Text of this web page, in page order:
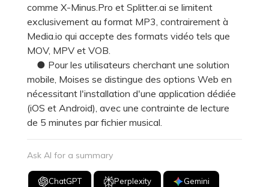
comme X-Minus.Pro et Splitter.ai se limitent
exclusivement au format MP3, contrairement à
Media.io qui accepte des formats vidéo tels que
MOV, MPV et VOB.
● Pour les utilisateurs cherchant une solution
mobile, Moises se distingue des options Web en
nécessitant l'installation d'une application dédiée
(iOS et Android), avec une contrainte de lecture
de 5 minutes par fichier musical.
Ask AI for a summary
ChatGPT Perplexity Gemini